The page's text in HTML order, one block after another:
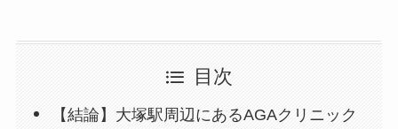
目次
【結論】大塚駅周辺にあるAGAクリニック